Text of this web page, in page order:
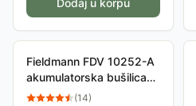
Dodaj u korpu
Fieldmann FDV 10252-A
akumulatorska bušilica
12V sa priborom
(14)